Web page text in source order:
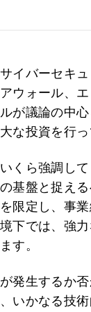
イバーセキ
ウォール、
が議論の中
な投資を行っ
くら強調し
基盤と捉え
限定し、事
下では、強
す。
発生するか
いかなる技